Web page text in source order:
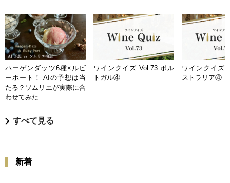
ハーゲンダッツ6種×ルビ
ーポート！ AIの予想は当
たる？ソムリエが実際に合
わせてみた
ワインクイズ Vol.73 ポル
トガル④
ワインクイズ
ストラリア④
すべて見る
新着